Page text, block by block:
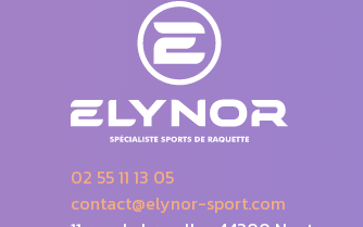
02 55 11 13 05
contact@elynor-sport.com